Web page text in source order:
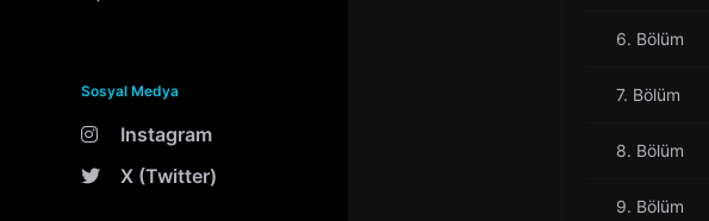
Sosyal Medya
Instagram
X (Twitter)
6. Bölüm
7. Bölüm
8. Bölüm
9. Bölüm